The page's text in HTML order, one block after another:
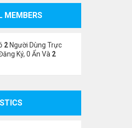
MEMBERS
2Người Dùng Trực
Ký, 0 Ẩn Và 2